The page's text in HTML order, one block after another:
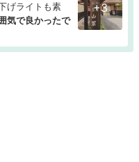
げライトも素
気で良かったで
+3